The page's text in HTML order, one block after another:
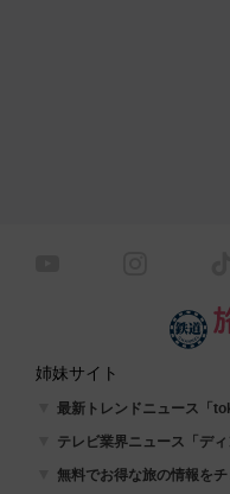
姉妹サイト
最新トレンドニュース「
テレビ業界ニュース「ディ
無料でお得な旅の情報を